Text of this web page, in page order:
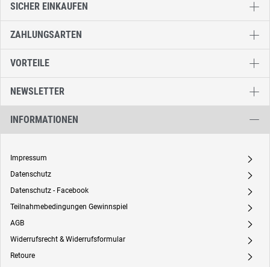
SICHER EINKAUFEN
ZAHLUNGSARTEN
VORTEILE
NEWSLETTER
INFORMATIONEN
Impressum A
Datenschutz A
Datenschutz - Facebook A
Teilnahmebedingungen Gewinnspiel A
AGB A
Widerrufsrecht & Widerrufsformular A
Retoure A